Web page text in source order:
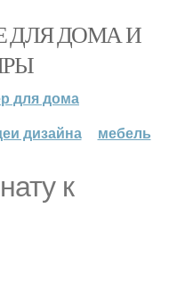
ДЛЯ ДОМА И
для дома
дизайна мебель
к